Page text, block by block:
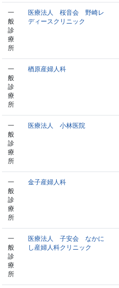
一
般
診
療
所
医療法人 桜音会 野崎レ
ディースクリニック
一
般
診
療
所
楢原産婦人科
一
般
診
療
所
医療法人 小林医院
一
般
診
療
所
金子産婦人科
一
般
診
療
所
医療法人 子安会 なかに
し産婦人科クリニック